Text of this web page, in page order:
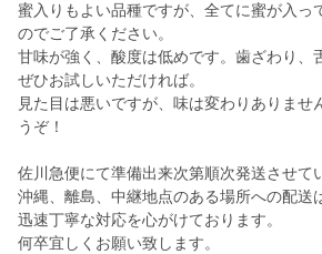
蜜入りもよい品種ですが、全てに蜜が入っ
のでご了承ください。
甘味が強く、酸度は低めです。歯ざわり、
ぜひお試しいただければ。
見た目は悪いですが、味は変わりありませ
うぞ！
佐川急便にて準備出来次第順次発送させて
沖縄、離島、中継地点のある場所への配送
迅速丁寧な対応を心がけております。
何卒宜しくお願い致します。